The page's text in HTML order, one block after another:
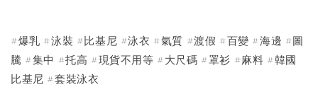
#爆乳 #泳裝 #比基尼 #泳衣 #氣質 #渡假 #百變 #海邊 #圖
騰 #集中 #托高 #現貨不用等 #大尺碼 #罩衫 #麻料 #韓國
比基尼 #套裝泳衣